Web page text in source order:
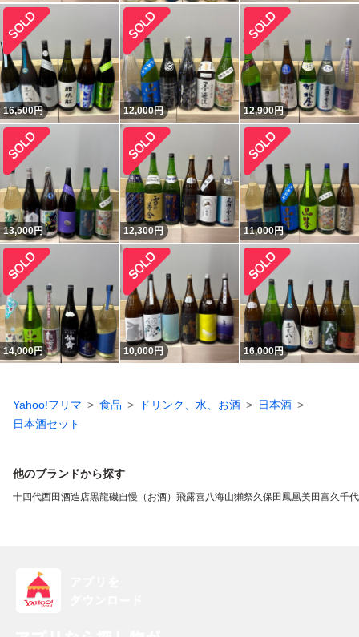
16,500円 12,000円 12,900円
13,000円 12,300円 11,000円
14,000円 10,000円 16,000円
Yahoo!フリマ 食品 ドリンク、水、お酒
日本酒
日本酒セット
他のブランドから探す
十四代西田酒造店黒龍磯自慢（お酒） 飛露喜八海山獺祭久保田 鳳凰美田富久千